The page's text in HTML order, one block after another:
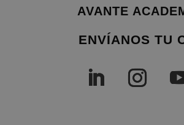
AVANTE
ENVÍANOS TU